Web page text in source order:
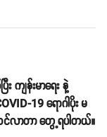
ကျန်းမာရေး နဲ့
19 ရောဂါပိုး မ
င်လာတာ တွေ့ရပါတယ်။